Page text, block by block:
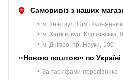
Самовивіз з наших
• м. Київ, вул. Сім'ї
• м. Харків, вул. Клочківська,
• м. Дніпро, пр. Науки, 100
«Новою поштою» по Україні
• За тарифами перевізника